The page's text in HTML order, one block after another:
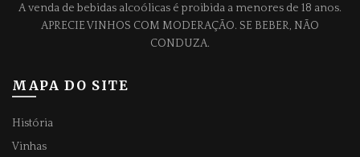
A venda de bebidas alcoólicas é proibida a menores de 18 anos.
APRECIE VINHOS COM MODERAÇÃO. SE BEBER, NÃO
CONDUZA.
MAPA DO SITE
História
Vinhas